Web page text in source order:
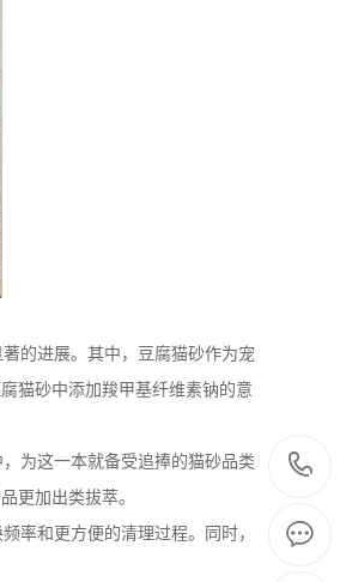
的进展。其中，豆腐猫砂作为宠
猫砂中添加羧甲基纤维素钠的意
为这一本就备受追捧的猫砂品类
更加出类拔萃。
率和更方便的清理过程。同时，